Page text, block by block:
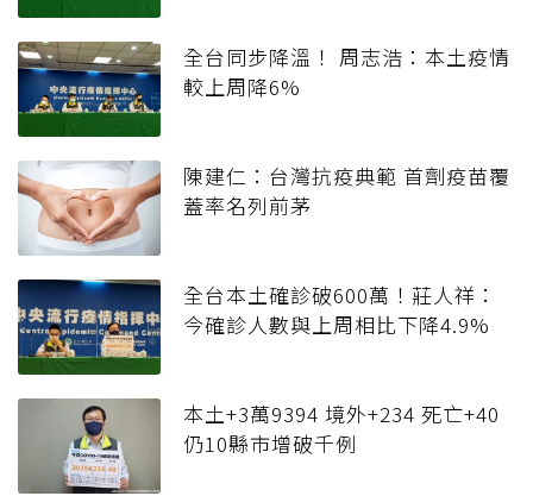
全台同步降溫！ 周志浩：本土疫情
較上周降6%
陳建仁：台灣抗疫典範 首劑疫苗覆
蓋率名列前茅
全台本土確診破600萬！莊人祥：
今確診人數與上周相比下降4.9%
本土+3萬9394 境外+234 死亡+40
仍10縣市增破千例